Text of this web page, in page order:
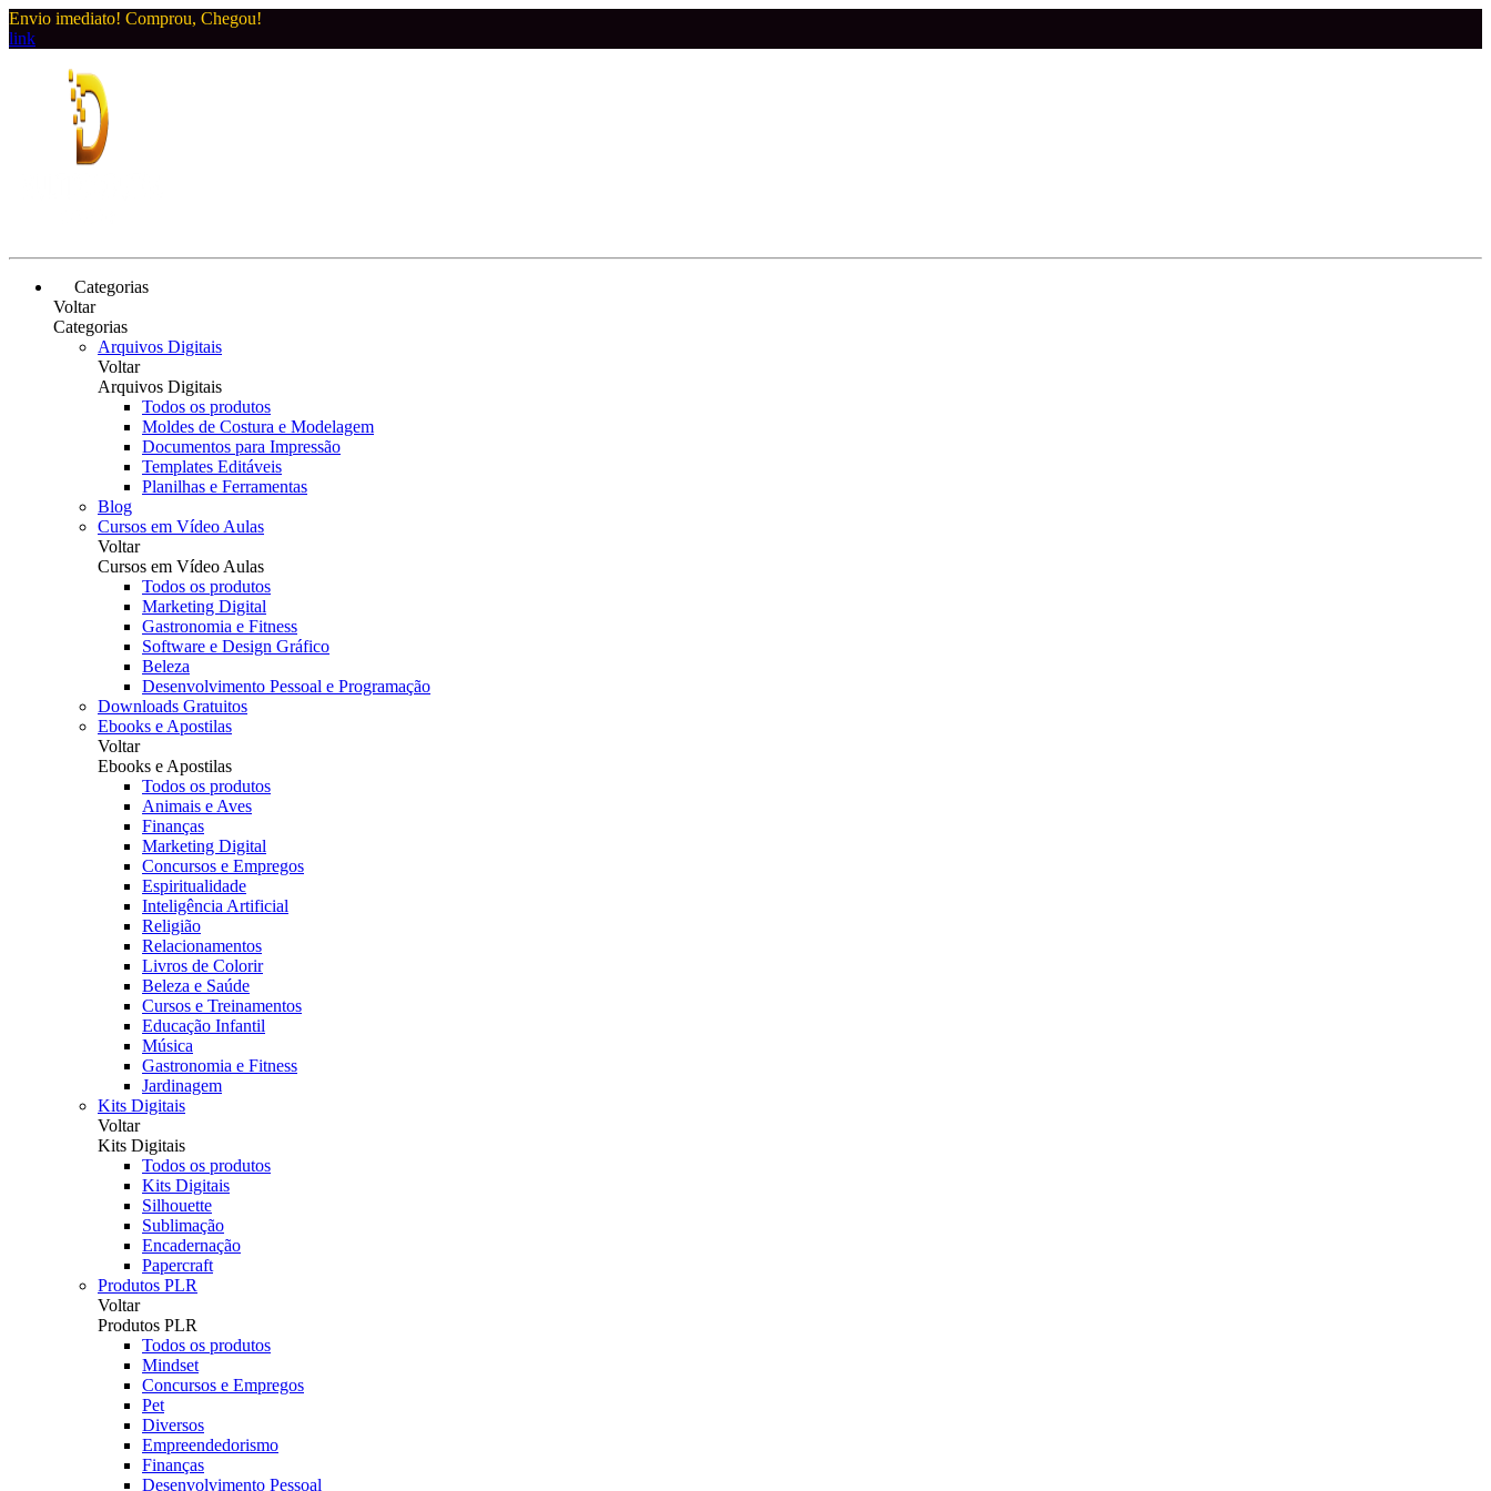
Envio imediato! Comprou, Chegou!
link
Categorias
Voltar
Categorias
Arquivos Digitais
Voltar
Arquivos Digitais
Todos os produtos
Moldes de Costura e Modelagem
Documentos para Impressão
Templates Editáveis
Planilhas e Ferramentas
Blog
Cursos em Vídeo Aulas
Voltar
Cursos em Vídeo Aulas
Todos os produtos
Marketing Digital
Gastronomia e Fitness
Software e Design Gráfico
Beleza
Desenvolvimento Pessoal e Programação
Downloads Gratuitos
Ebooks e Apostilas
Voltar
Ebooks e Apostilas
Todos os produtos
Animais e Aves
Finanças
Marketing Digital
Concursos e Empregos
Espiritualidade
Inteligência Artificial
Religião
Relacionamentos
Livros de Colorir
Beleza e Saúde
Cursos e Treinamentos
Educação Infantil
Música
Gastronomia e Fitness
Jardinagem
Kits Digitais
Voltar
Kits Digitais
Todos os produtos
Kits Digitais
Silhouette
Sublimação
Encadernação
Papercraft
Produtos PLR
Voltar
Produtos PLR
Todos os produtos
Mindset
Concursos e Empregos
Pet
Diversos
Empreendedorismo
Finanças
Desenvolvimento Pessoal